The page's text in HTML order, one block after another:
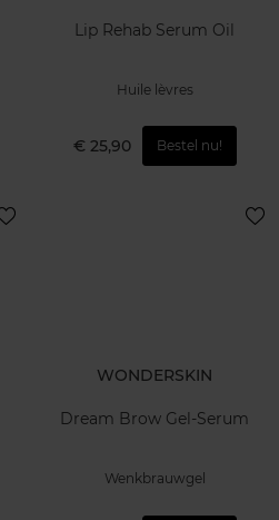
Lip Rehab Serum Oil
Huile lèvres
€ 25,90 Bestel nu!
WONDERSKIN
Dream Brow Gel-Serum
Wenkbrauwgel